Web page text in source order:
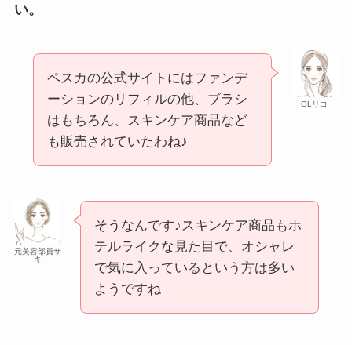
い。
OLリコ
ペスカの公式サイトにはファンデ
ーションのリフィルの他、ブラシ
はもちろん、スキンケア商品など
も販売されていたわね♪
元美容部員サ
キ
そうなんです♪スキンケア商品もホ
テルライクな見た目で、オシャレ
で気に入っているという方は多い
ようですね